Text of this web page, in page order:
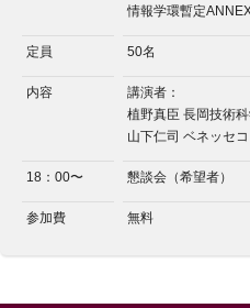
情報学環暫定
定員 50名
内容
講演者：
植野真臣 長岡技術
山下仁司 ベネッセ
18：00〜 懇談会（希望者）
参加費 無料